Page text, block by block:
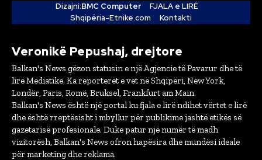
Dizajni:BMC Computer
FJALA e LIRË
Shqipëria-Etnike.com
Kontakti
Veronikë Pepushaj, drejtore
Balkan's News gëzon statusin e një Agjencie të Pavarur dhe të
lirë Mediatike. Ka reporterët e vet në Shqipëri, New York,
Londër, Paris, Romë, Bruksel, Frankfurt am Main.
Balkan's News është një portal ku fjala e lirë ndihet vërtet e lirë
dhe është rreptësisht i mbyllur për publikime jashtë etikës së
gazetarisë profesionale. Duke patur një numër të madh
vizitorësh, Balkan's News ofron hapësira dhe mundësi ideale
për marketing dhe reklama.